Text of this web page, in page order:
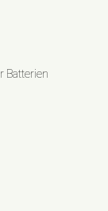
Batterien